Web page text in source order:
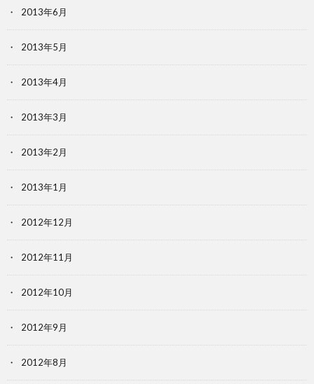
2013年6月
2013年5月
2013年4月
2013年3月
2013年2月
2013年1月
2012年12月
2012年11月
2012年10月
2012年9月
2012年8月